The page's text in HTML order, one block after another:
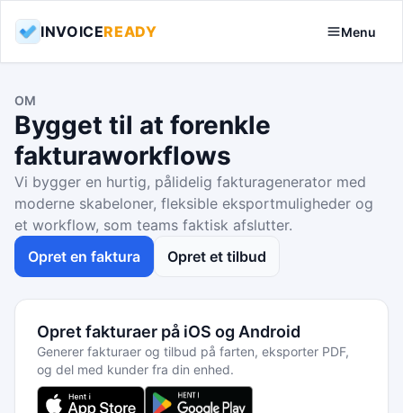
INVOICEREADY Menu
OM
Bygget til at forenkle
fakturaworkflows
Vi bygger en hurtig, pålidelig fakturagenerator med
moderne skabeloner, fleksible eksportmuligheder og
et workflow, som teams faktisk afslutter.
Opret en faktura
Opret et tilbud
Opret fakturaer på iOS og Android
Generer fakturaer og tilbud på farten, eksporter PDF,
og del med kunder fra din enhed.